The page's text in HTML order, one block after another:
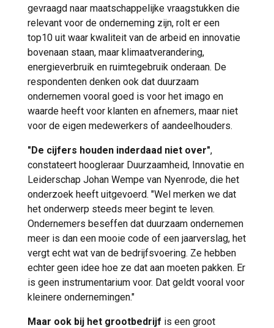
gevraagd naar maatschappelijke vraagstukken die
relevant voor de onderneming zijn, rolt er een
top10 uit waar kwaliteit van de arbeid en innovatie
bovenaan staan, maar klimaatverandering,
energieverbruik en ruimtegebruik onderaan. De
respondenten denken ook dat duurzaam
ondernemen vooral goed is voor het imago en
waarde heeft voor klanten en afnemers, maar niet
voor de eigen medewerkers of aandeelhouders.
"De cijfers houden inderdaad niet over",
constateert hoogleraar Duurzaamheid, Innovatie en
Leiderschap Johan Wempe van Nyenrode, die het
onderzoek heeft uitgevoerd. "Wel merken we dat
het onderwerp steeds meer begint te leven.
Ondernemers beseffen dat duurzaam ondernemen
meer is dan een mooie code of een jaarverslag, het
vergt echt wat van de bedrijfsvoering. Ze hebben
echter geen idee hoe ze dat aan moeten pakken. Er
is geen instrumentarium voor. Dat geldt vooral voor
kleinere ondernemingen."
Maar ook bij het grootbedrijf is een groot